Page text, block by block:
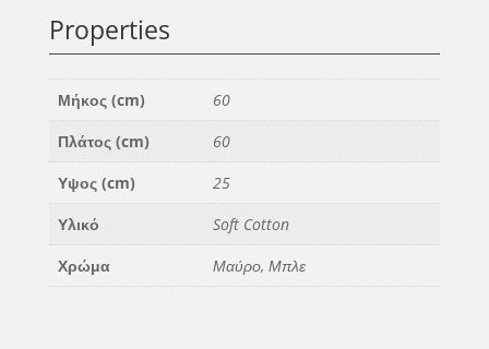
ποσότητα
Properties
Μήκος (cm)
60
Πλάτος (cm)
60
Υψος (cm)
25
Υλικό
Soft Cotton
Χρώμα
Μαύρο, Μπλε